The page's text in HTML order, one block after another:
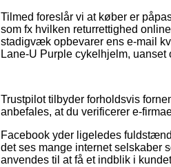
Tilmed foreslår vi at køber er
som fx hvilken returrettighed
stadigvæk opbevarer ens e-mail
Lane-U Purple cykelhjelm,
Trustpilot tilbyder forholdsvis
anbefales, at du verificerer e-
Facebook yder ligeledes
det ses mange internet selskaber
anvendes til at få et indblik i